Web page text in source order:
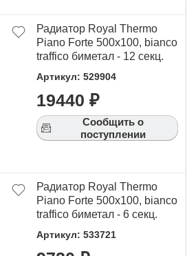
Радиатор Royal Thermo
Piano Forte 500х100, bianco
traffico биметал - 12 секц.
Артикул: 529904
19440 ₽
Сообщить о
поступлении
Радиатор Royal Thermo
Piano Forte 500х100, bianco
traffico биметал - 6 секц.
Артикул: 533721